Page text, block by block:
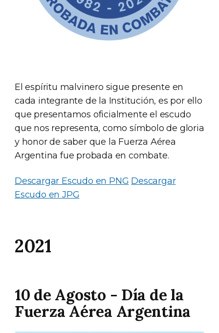
El espíritu malvinero sigue presente en
cada integrante de la Institución, es por ello
que presentamos oficialmente el escudo
que nos representa, como símbolo de gloria
y honor de saber que la Fuerza Aérea
Argentina fue probada en combate.
Descargar Escudo en PNG Descargar
Escudo en JPG
2021
10 de Agosto - Día de la
Fuerza Aérea Argentina